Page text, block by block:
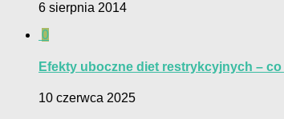
6 sierpnia 2014
0
Efekty uboczne diet restrykcyjnych –
10 czerwca 2025